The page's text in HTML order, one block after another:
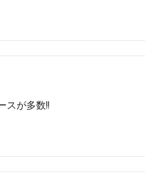
スが多数!!️